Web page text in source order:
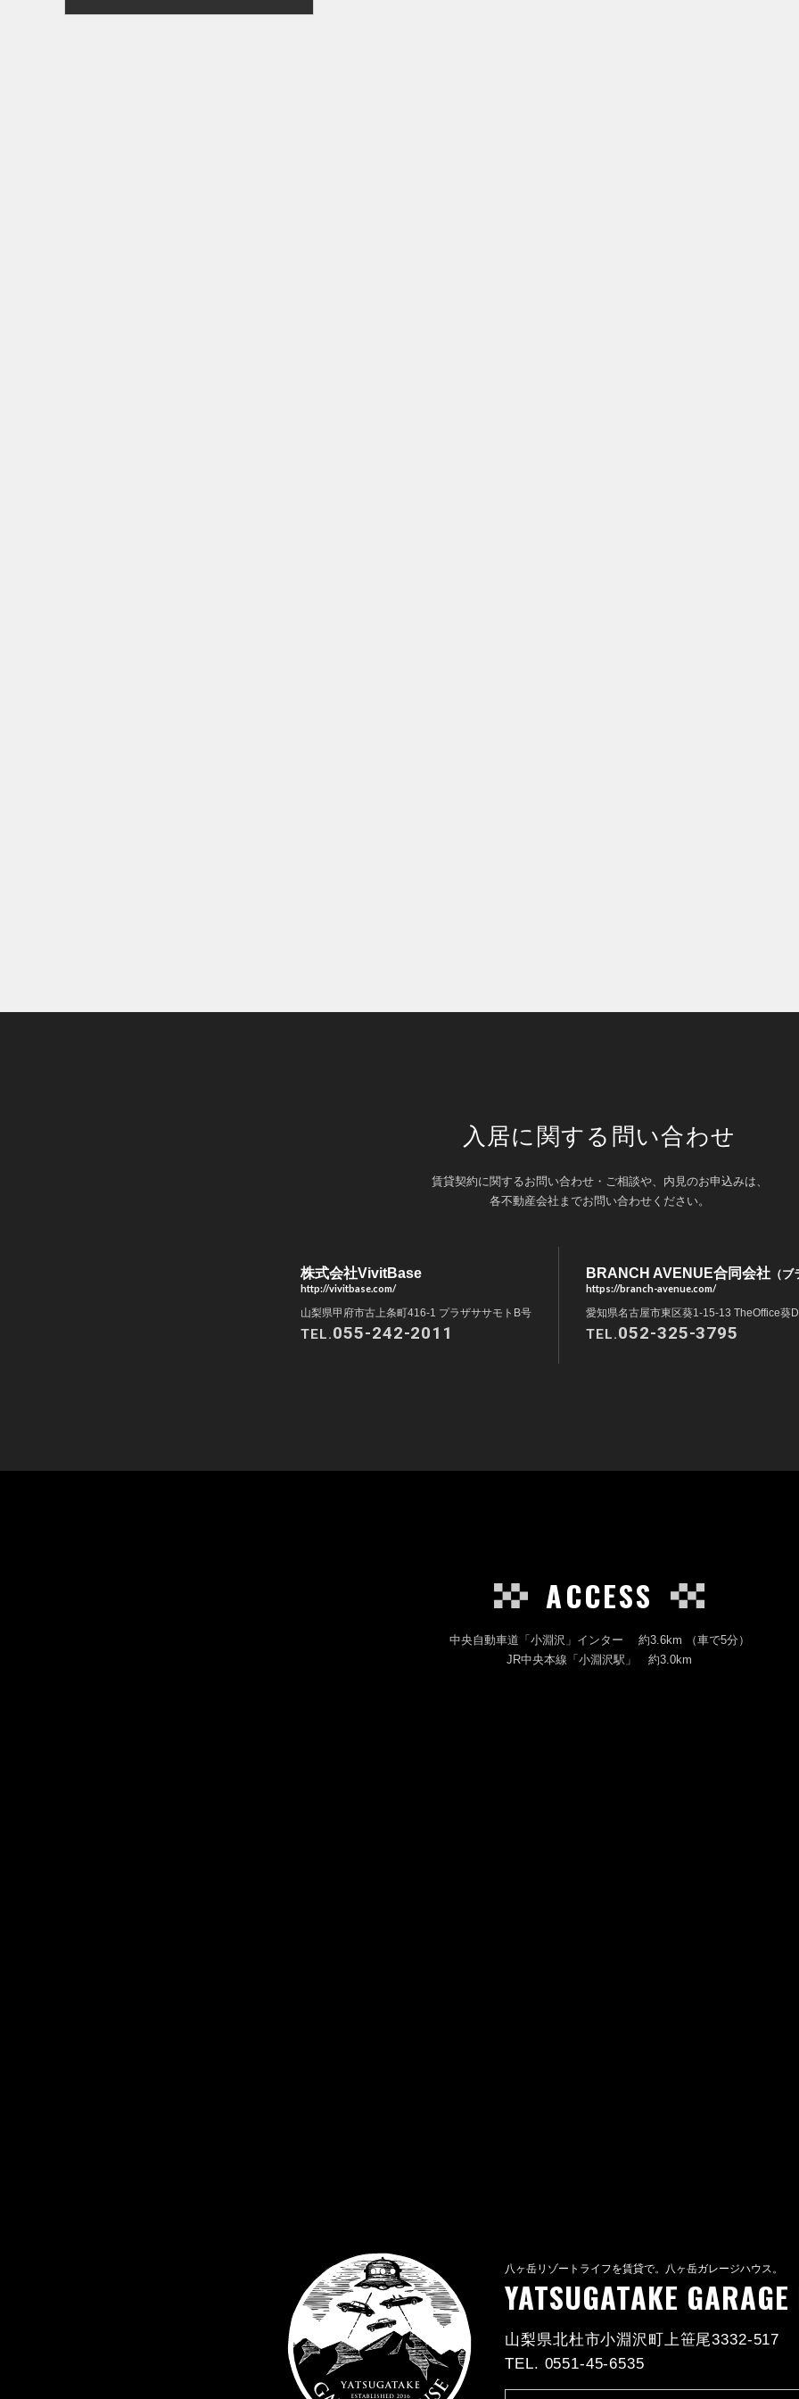
入居に関する問い合わせ
賃貸契約に関するお問い合わせ・ご相談や、内見のお申込みは、
各不動産会社までお問い合わせください。
株式会社VivitBase
http://vivitbase.com/
山梨県甲府市古上条町416-1 プラザササモトB号
TEL.055-242-2011
BRANCH AVENUE合同会社 （
https://branch-avenue.com/
愛知県名古屋市東区葵1-15-13 TheOffice葵
TEL.052-325-3795
ACCESS
中央自動車道「小淵沢」インター 約3.6km （車で5分）
JR中央本線「小淵沢駅」 約3.0km
八ヶ岳リゾートライフを賃貸で。八ヶ岳ガレージハウス。
YATSUGATAKE GARAGE
山梨県北杜市小淵沢町上笹尾3332-517
TEL. 0551-45-6535